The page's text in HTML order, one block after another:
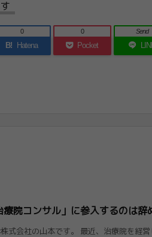
B! Hatena
0
Pocket
0 Send
療院コンサル」に参入するの​は辞
式会社の山本です。 最近、治療院を経